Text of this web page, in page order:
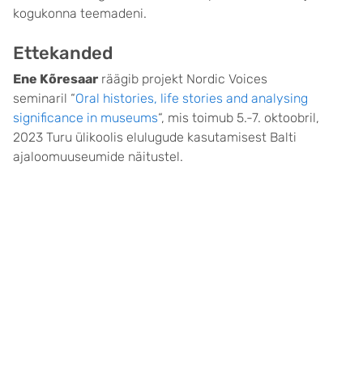
kogukonna teemadeni.
Ettekanded
Ene Kõresaar räägib projekt Nordic Voices
seminaril “Oral histories, life stories and analysing
significance in museums“, mis toimub 5.-7. oktoobril,
2023 Turu ülikoolis elulugude kasutamisest Balti
ajaloomuuseumide näitustel.